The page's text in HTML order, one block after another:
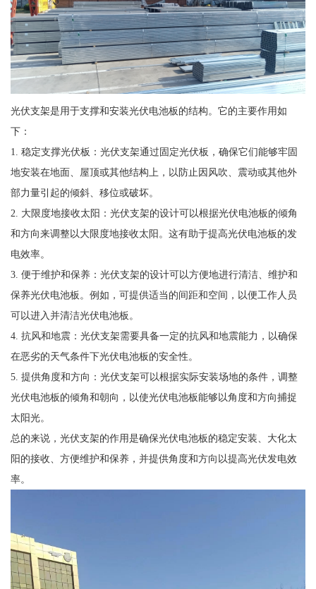
光伏支架是用于支撑和安装光伏电池板的结构。它的主要作用如
下：
1. 稳定支撑光伏板：光伏支架通过固定光伏板，确保它们能够牢固
地安装在地面、屋顶或其他结构上，以防止因风吹、震动或其他外
部力量引起的倾斜、移位或破坏。
2. 大限度地接收太阳：光伏支架的设计可以根据光伏电池板的倾角
和方向来调整以大限度地接收太阳。这有助于提高光伏电池板的发
电效率。
3. 便于维护和保养：光伏支架的设计可以方便地进行清洁、维护和
保养光伏电池板。例如，可提供适当的间距和空间，以便工作人员
可以进入并清洁光伏电池板。
4. 抗风和地震：光伏支架需要具备一定的抗风和地震能力，以确保
在恶劣的天气条件下光伏电池板的安全性。
5. 提供角度和方向：光伏支架可以根据实际安装场地的条件，调整
光伏电池板的倾角和朝向，以使光伏电池板能够以角度和方向捕捉
太阳光。
总的来说，光伏支架的作用是确保光伏电池板的稳定安装、大化太
阳的接收、方便维护和保养，并提供角度和方向以提高光伏发电效
率。